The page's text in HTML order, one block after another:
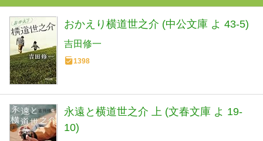
おかえり横道世之介 (中公文庫 よ 43-5)
吉田修一
1398
永遠と横道世之介 上 (文春文庫 よ 19-
10)